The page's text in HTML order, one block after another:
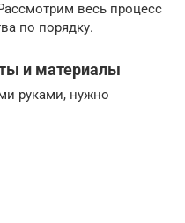
весь процесс
по порядку.
и материалы
руками, нужно